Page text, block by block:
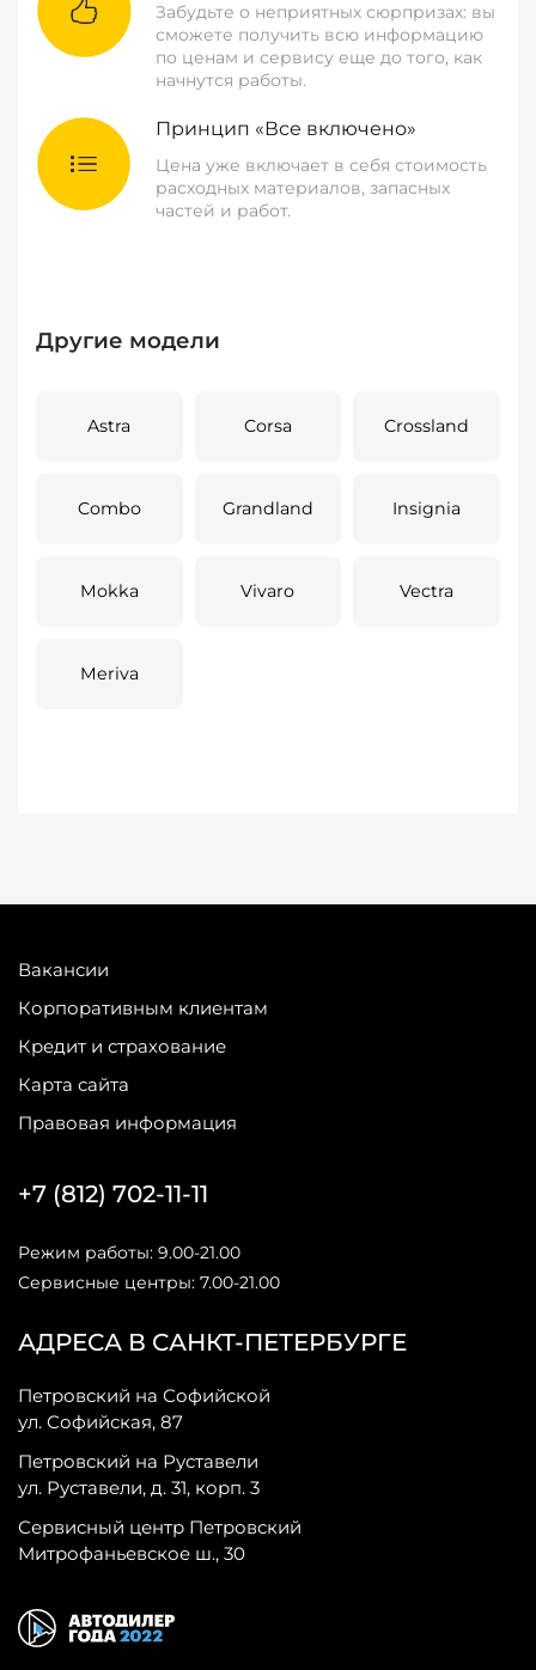
Забудьте о неприятных сюрпризах: вы
сможете получить всю информацию
по ценам и сервису еще до того, как
начнутся работы.
Принцип «Все включено»
Цена уже включает в себя стоимость
расходных материалов, запасных
частей и работ.
Другие модели
Astra Corsa Crossland
Combo Grandland Insignia
Mokka Vivaro Vectra
Meriva
Вакансии
Корпоративным клиентам
Кредит и страхование
Карта сайта
Правовая информация
АДРЕСА В САНКТ-ПЕТЕРБУРГЕ
Петровский на Софийской
ул. Софийская, 87
Петровский на Руставели
ул. Руставели, д. 31, корп. 3
Сервисный центр Петровский
Митрофаньевское ш., 30
+7 (812) 702-11-11
Режим работы: 9.00-21.00
Сервисные центры: 7.00-21.00